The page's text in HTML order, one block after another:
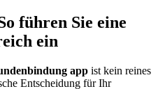
führen Sie eine
ein
app ist kein reines
Entscheidung für Ihr